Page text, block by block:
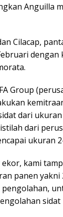
Anguilla
Cilacap,
Group
dari
dari
ukuran
kami
panen yakni